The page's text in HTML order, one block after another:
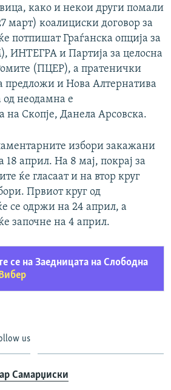
како и некои други помали
март) коалициски договор за
потпишат Граѓанска опција за
ИНТЕГРА и Партија за целосна
(ПЦЕР), а пратенички
предложи и Нова Алтернатива
од неодамна е
на Скопје, Данела Арсовска.
избори закажани
18 април. На 8 мај, покрај за
ќе гласаат и на втор круг
Првиот круг од
се одржи на 24 април, а
започне на 4 април.
се на Заедницата на Слободна
us
Самарџиски